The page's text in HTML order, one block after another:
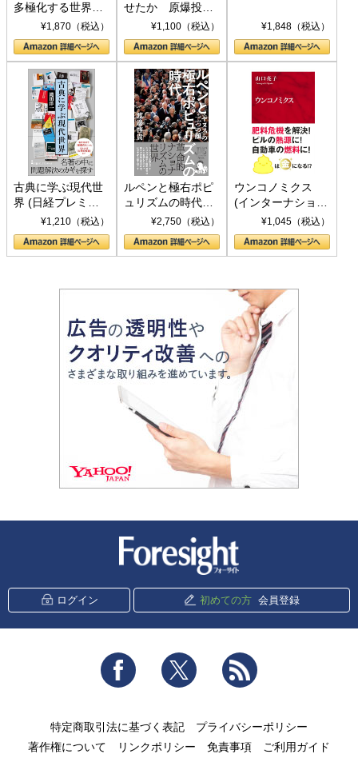
多極化する世界：
トランプとBRICS
の挑戦
¥1,870（税込）
せたか 原爆投
下、ソ連参戦、そ
して聖断 (PHP新
書)
¥1,100（税込） ¥1,848（税込）
古典に学ぶ現代世
界 (日経プレミア
シリーズ)¥1,210（税込）
ルペンと極右ポピ
ュリズムの時代：
〈ヤヌス〉の二つ
の顔
¥2,750（税込）
ウンコノミクス
(インターナショナ
ル新書)¥1,045（税込）
ログイン 初めての方 会員登録
Facebook Twitter
特定商取引法に基づく表記
プライバシーポリシー
著作権について
リンクポリシー 免責事項 ご利用ガイド